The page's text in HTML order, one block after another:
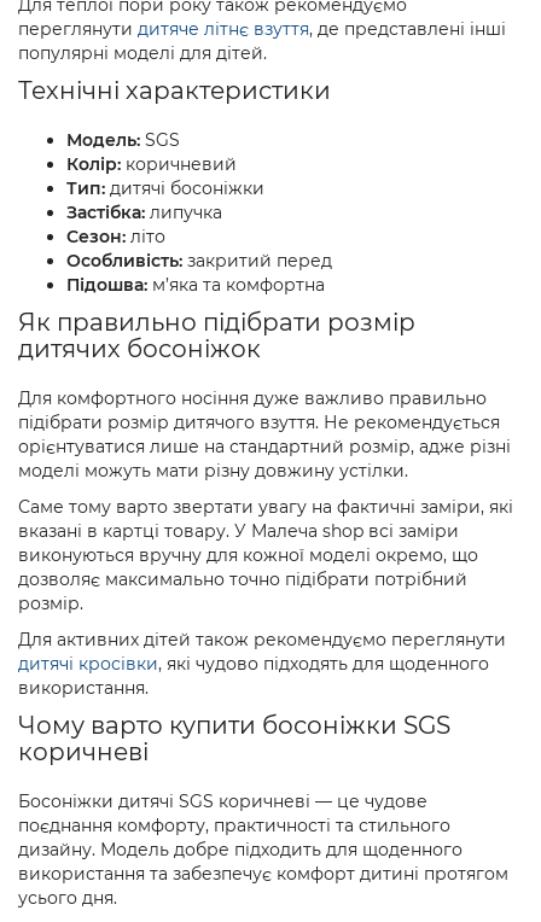
Для теплої пори року також рекомендуємо
переглянути дитяче літнє взуття, де представлені інші
популярні моделі для дітей.
Технічні характеристики
Модель: SGS
Колір: коричневий
Тип: дитячі босоніжки
Застібка: липучка
Сезон: літо
Особливість: закритий перед
Підошва: м’яка та комфортна
Як правильно підібрати розмір
дитячих босоніжок
Для комфортного носіння дуже важливо правильно
підібрати розмір дитячого взуття. Не рекомендується
орієнтуватися лише на стандартний розмір, адже різні
моделі можуть мати різну довжину устілки.
Саме тому варто звертати увагу на фактичні заміри, які
вказані в картці товару. У Малеча shop всі заміри
виконуються вручну для кожної моделі окремо, що
дозволяє максимально точно підібрати потрібний
розмір.
Для активних дітей також рекомендуємо переглянути
дитячі кросівки, які чудово підходять для щоденного
використання.
Чому варто купити босоніжки SGS
коричневі
Босоніжки дитячі SGS коричневі — це чудове
поєднання комфорту, практичності та стильного
дизайну. Модель добре підходить для щоденного
використання та забезпечує комфорт дитині протягом
усього дня.